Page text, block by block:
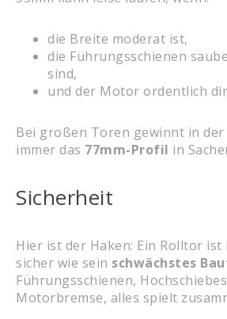
die Breite moderat ist,
die Führungsschienen
sind,
und der Motor ordentlich
Bei großen Toren gewinnt in
immer das 77mm-Profil in
Sicherheit
Hier ist der Haken: Ein Rolltor
sicher wie sein schwächstes
Führungsschienen,
Motorbremse, alles spielt